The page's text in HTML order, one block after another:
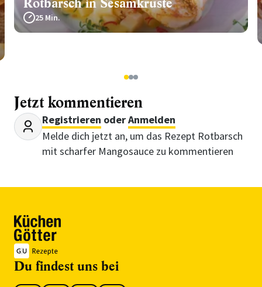
25 Min.
123
Jetzt kommentieren
Registrieren oderAnmelden
Melde dich jetzt an, um das Rezept Rotbarsch
mit scharfer Mangosauce zu kommentieren
Du findest uns bei